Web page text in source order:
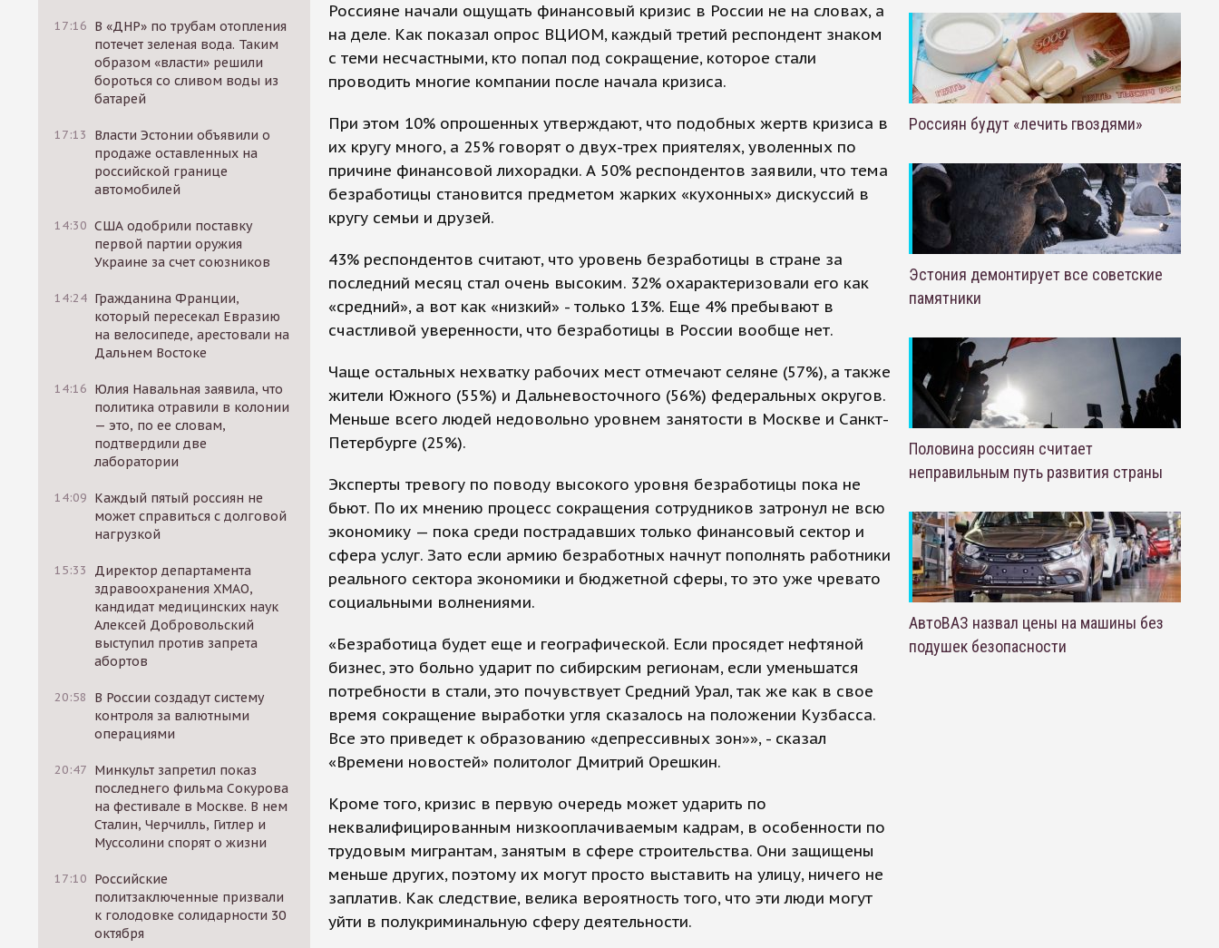
17:16 В «ДНР» по трубам отопления
потечет зеленая вода. Таким
образом «власти» решили
бороться со сливом воды из
батарей
17:13
Власти Эстонии объявили о
продаже оставленных на
российской границе
автомобилей
14:30 США одобрили поставку
первой партии оружия
Украине за счет союзников
14:24 Гражданина Франции,
который пересекал Евразию
на велосипеде, арестовали на
Дальнем Востоке
14:16 Юлия Навальная заявила, что
политика отравили в колонии
— это, по ее словам,
подтвердили две
лаборатории
14:09 Каждый пятый россиян не
может справиться с долговой
нагрузкой
15:33
Директор департамента
здравоохранения ХМАО,
кандидат медицинских наук
Алексей Добровольский
выступил против запрета
абортов
20:58
В России создадут систему
контроля за валютными
операциями
20:47 Минкульт запретил показ
последнего фильма Сокурова
на фестивале в Москве. В нем
Сталин, Черчилль, Гитлер и
Муссолини спорят о жизни
17:10 Российские
политзаключенные призвали
к голодовке солидарности 30
октября
Россияне начали ощущать финансовый кризис в России не на словах, а
на деле. Как показал опрос ВЦИОМ, каждый третий респондент знаком
с теми несчастными, кто попал под сокращение, которое стали
проводить многие компании после начала кризиса.
При этом 10% опрошенных утверждают, что подобных жертв кризиса в
их кругу много, а 25% говорят о двух-трех приятелях, уволенных по
причине финансовой лихорадки. А 50% респондентов заявили, что тема
безработицы становится предметом жарких «кухонных» дискуссий в
кругу семьи и друзей.
43% респондентов считают, что уровень безработицы в стране за
последний месяц стал очень высоким. 32% охарактеризовали его как
«средний», а вот как «низкий» - только 13%. Еще 4% пребывают в
счастливой уверенности, что безработицы в России вообще нет.
Чаще остальных нехватку рабочих мест отмечают селяне (57%), а также
жители Южного (55%) и Дальневосточного (56%) федеральных округов.
Меньше всего людей недовольно уровнем занятости в Москве и Санкт-
Петербурге (25%).
Эксперты тревогу по поводу высокого уровня безработицы пока не
бьют. По их мнению процесс сокращения сотрудников затронул не всю
экономику — пока среди пострадавших только финансовый сектор и
сфера услуг. Зато если армию безработных начнут пополнять работники
реального сектора экономики и бюджетной сферы, то это уже чревато
социальными волнениями.
«Безработица будет еще и географической. Если просядет нефтяной
бизнес, это больно ударит по сибирским регионам, если уменьшатся
потребности в стали, это почувствует Средний Урал, так же как в свое
время сокращение выработки угля сказалось на положении Кузбасса.
Все это приведет к образованию «депрессивных зон»», - сказал
«Времени новостей» политолог Дмитрий Орешкин.
Кроме того, кризис в первую очередь может ударить по
неквалифицированным низкооплачиваемым кадрам, в особенности по
трудовым мигрантам, занятым в сфере строительства. Они защищены
меньше других, поэтому их могут просто выставить на улицу, ничего не
заплатив. Как следствие, велика вероятность того, что эти люди могут
уйти в полукриминальную сферу деятельности.
Россиян будут «лечить гвоздями»
Эстония демонтирует все советские
памятники
Половина россиян считает
неправильным путь развития страны
АвтоВАЗ назвал цены на машины без
подушек безопасности